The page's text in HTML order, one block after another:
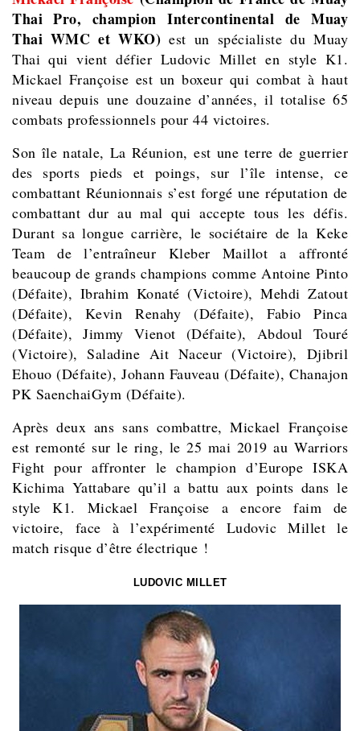
Thai Pro, champion Intercontinental de Muay
Thai WMC et WKO)est un spécialiste du Muay
Thai qui vient défier Ludovic Millet en style K1.
Mickael Françoise est un boxeur qui combat à haut
niveau depuis une douzaine d’années, il totalise 65
combats professionnels pour 44 victoires.
Son île natale, La Réunion, est une terre de guerrier
des sports pieds et poings, sur l’île intense, ce
combattant Réunionnais s’est forgé une réputation de
combattant dur au mal qui accepte tous les défis.
Durant sa longue carrière, le sociétaire de la Keke
Team de l’entraîneur Kleber Maillot a affronté
beaucoup de grands champions comme Antoine Pinto
(Défaite), Ibrahim Konaté (Victoire), Mehdi Zatout
(Défaite), Kevin Renahy (Défaite), Fabio Pinca
(Défaite), Jimmy Vienot (Défaite), Abdoul Touré
(Victoire), Saladine Ait Naceur (Victoire), Djibril
Ehouo (Défaite), Johann Fauveau (Défaite), Chanajon
PK SaenchaiGym (Défaite).
Après deux ans sans combattre, Mickael Françoise
est remonté sur le ring, le 25 mai 2019 au Warriors
Fight pour affronter le champion d’Europe ISKA
Kichima Yattabare qu’il a battu aux points dans le
style K1. Mickael Françoise a encore faim de
victoire, face à l’expérimenté Ludovic Millet le
match risque d’être électrique !
LUDOVIC MILLET